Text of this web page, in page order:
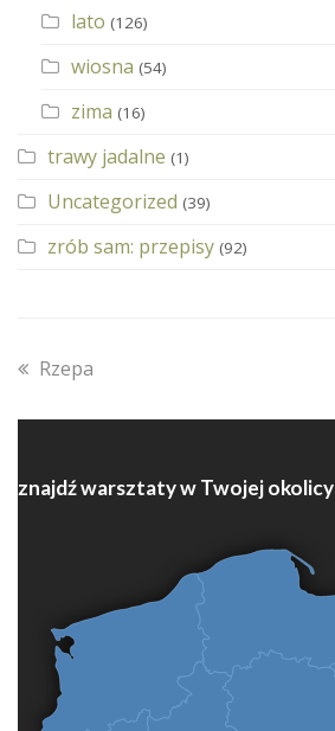
lato (126)
wiosna (54)
zima (16)
trawy jadalne (1)
Uncategorized (39)
zrób sam: przepisy (92)
previous
Rzepa
znajdź warsztaty w Twojej okolicy